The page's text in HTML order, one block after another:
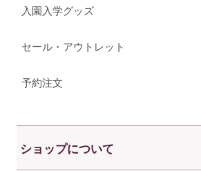
入園入学グッズ
セール・アウトレット
予約注文
ショップについて